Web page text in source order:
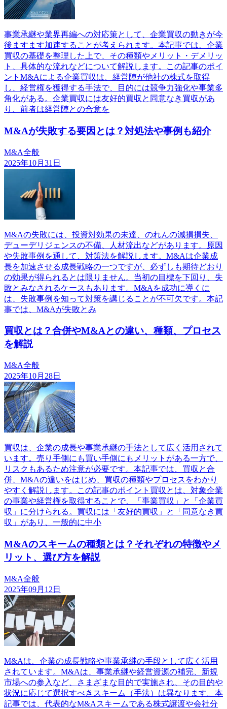
事業承継や業界再編への対応策として、企業買収の動きが今
後ますます加速することが考えられます。本記事では、企業
買収の基礎を整理した上で、その種類やメリット・デメリッ
ト、具体的な流れなどについて解説します。この記事のポイ
ントM&Aによる企業買収は、経営陣が他社の株式を取得
し、経営権を獲得する手法で、目的には競争力強化や事業多
角化がある。企業買収には友好的買収と同意なき買収があ
り、前者は経営陣との合意を
M&Aが失敗する要因とは？対処法や事例も紹介
M&A全般
2025年10月31日
M&Aの失敗には、投資対効果の未達、のれんの減損損失、
デューデリジェンスの不備、人材流出などがあります。原因
や失敗事例を通して、対策法を解説します。M&Aは企業成
長を加速させる成長戦略の一つですが、必ずしも期待どおり
の効果が得られるとは限りません。当初の目標を下回り、失
敗とみなされるケースもあります。M&Aを成功に導くに
は、失敗事例を知って対策を講じることが不可欠です。本記
事では、M&Aが失敗とみ
買収とは？合併やM&Aとの違い、種類、プロセス
を解説
M&A全般
2025年10月28日
買収は、企業の成長や事業承継の手法として広く活用されて
います。売り手側にも買い手側にもメリットがある一方で、
リスクもあるため注意が必要です。本記事では、買収と合
併、M&Aの違いをはじめ、買収の種類やプロセスをわかり
やすく解説します。この記事のポイント買収とは、対象企業
の事業や経営権を取得することで、「事業買収」と「企業買
収」に分けられる。買収には「友好的買収」と「同意なき買
収」があり、一般的に中小
M&Aのスキームの種類とは？それぞれの特徴やメ
リット、選び方を解説
M&A全般
2025年09月12日
M&Aは、企業の成長戦略や事業承継の手段として広く活用
されています。M&Aは、事業承継や経営資源の補完、新規
市場への参入など、さまざまな目的で実施され、その目的や
状況に応じて選択すべきスキーム（手法）は異なります。本
記事では、代表的なM&Aスキームである株式譲渡や会社分